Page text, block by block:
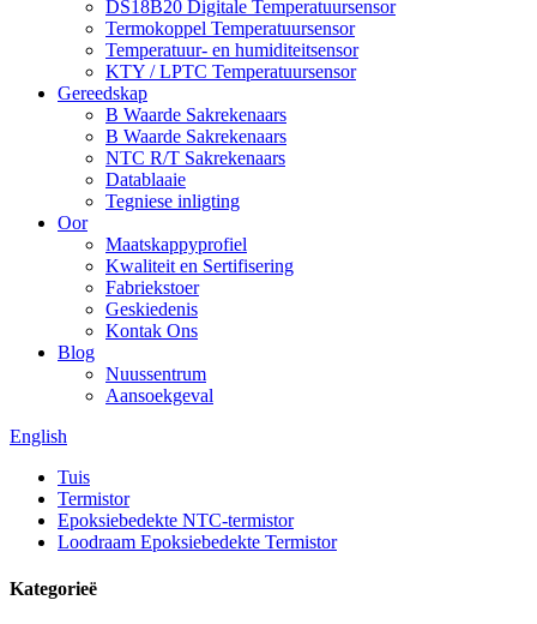
DS18B20 Digitale Temperatuursensor
Termokoppel Temperatuursensor
Temperatuur- en humiditeitsensor
KTY / LPTC Temperatuursensor
Gereedskap
B Waarde Sakrekenaars
B Waarde Sakrekenaars
NTC R/T Sakrekenaars
Datablaaie
Tegniese inligting
Oor
Maatskappyprofiel
Kwaliteit en Sertifisering
Fabriekstoer
Geskiedenis
Kontak Ons
Blog
Nuussentrum
Aansoekgeval
English
Tuis
Termistor
Epoksiebedekte NTC-termistor
Loodraam Epoksiebedekte Termistor
Kategorieë